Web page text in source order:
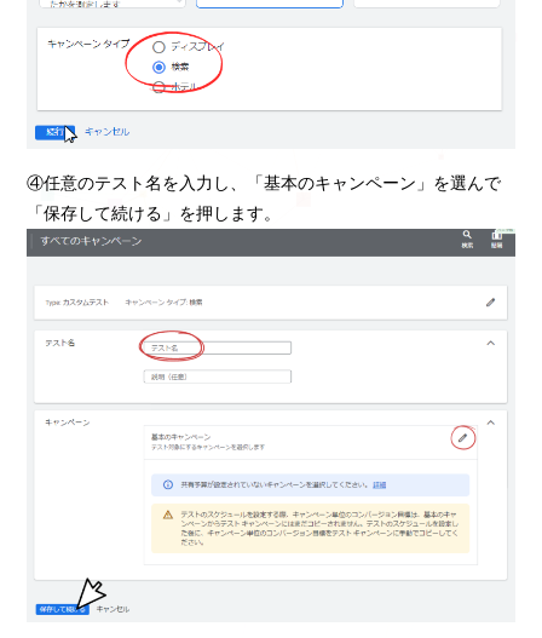
④任意のテスト名を入力し、「基本のキャンペーン」を選んで
「保存して続ける」を押します。